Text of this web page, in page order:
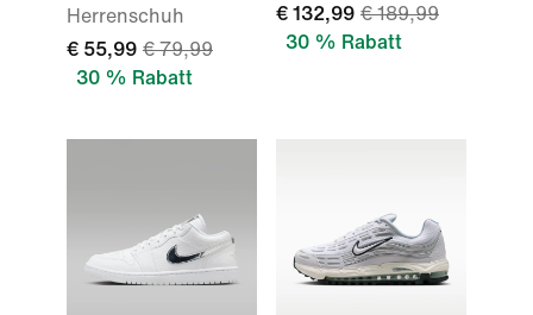
Herrenschuh
€ 55,99 € 79,99
30 % Rabatt
€ 132,99 € 189,99
30 % Rabatt